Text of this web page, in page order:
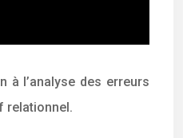
à l’analyse des erreurs
relationnel.